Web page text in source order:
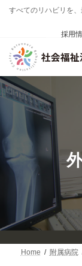
キ
ッ
プ
に
移
動
すべてのリハビリを、
採用
Home 附属病院